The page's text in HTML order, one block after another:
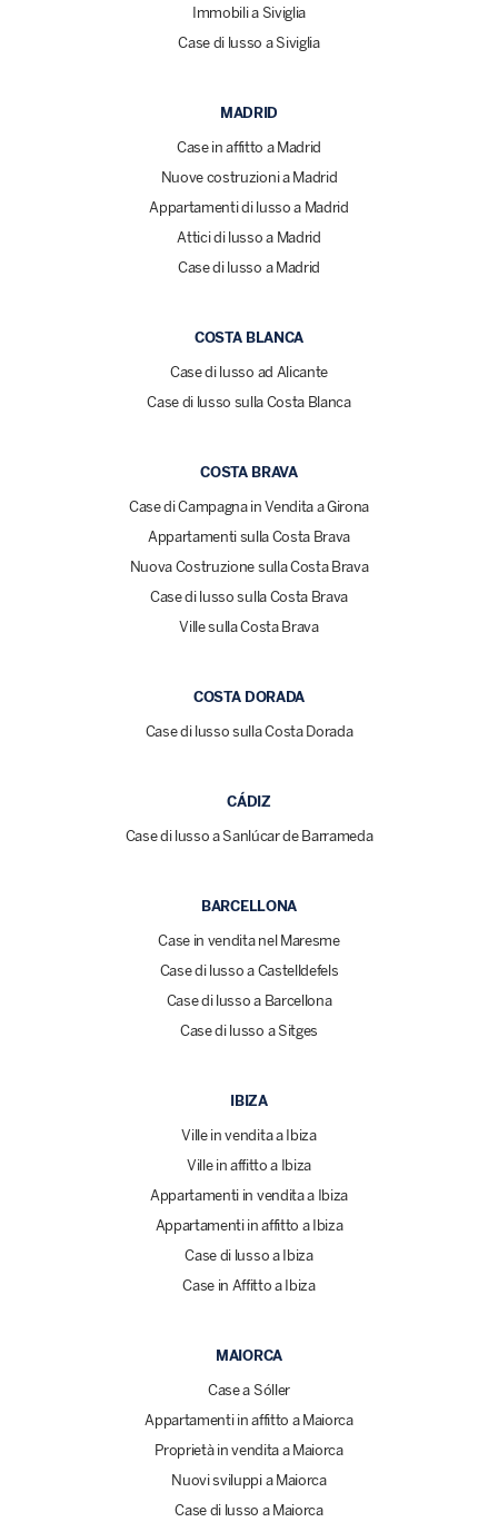
Immobili a Siviglia
Case di lusso a Siviglia
MADRID
Case in affitto a Madrid
Nuove costruzioni a Madrid
Appartamenti di lusso a Madrid
Attici di lusso a Madrid
Case di lusso a Madrid
COSTA BLANCA
Case di lusso ad Alicante
Case di lusso sulla Costa Blanca
COSTA BRAVA
Case di Campagna in Vendita a Girona
Appartamenti sulla Costa Brava
Nuova Costruzione sulla Costa Brava
Case di lusso sulla Costa Brava
Ville sulla Costa Brava
COSTA DORADA
Case di lusso sulla Costa Dorada
CÁDIZ
Case di lusso a Sanlúcar de Barrameda
BARCELLONA
Case in vendita nel Maresme
Case di lusso a Castelldefels
Case di lusso a Barcellona
Case di lusso a Sitges
IBIZA
Ville in vendita a Ibiza
Ville in affitto a Ibiza
Appartamenti in vendita a Ibiza
Appartamenti in affitto a Ibiza
Case di lusso a Ibiza
Case in Affitto a Ibiza
MAIORCA
Case a Sóller
Appartamenti in affitto a Maiorca
Proprietà in vendita a Maiorca
Nuovi sviluppi a Maiorca
Case di lusso a Maiorca